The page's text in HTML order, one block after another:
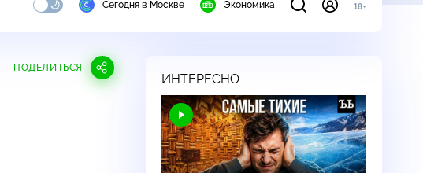
Сегодня в Москве Экономика 18+
ПОДЕЛИТЬСЯ
ИНТЕРЕСНО